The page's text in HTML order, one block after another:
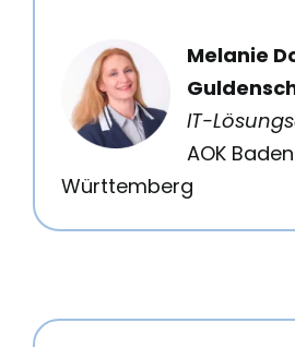
Melanie
IT-
AOK
Württemberg